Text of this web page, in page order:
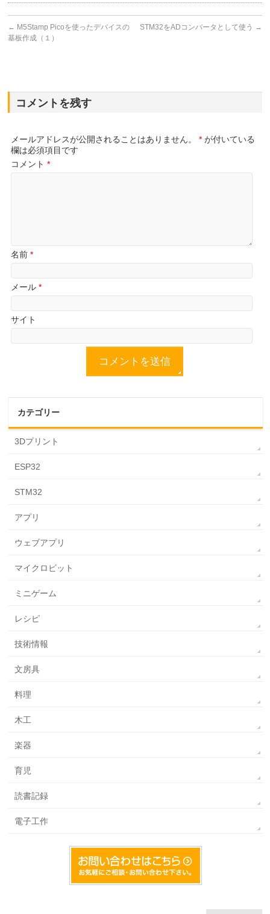
← M5Stamp Picoを使ったデバイスの
基板作成（１）
STM32をADコンバータとして使う →
コメントを残す
メールアドレスが公開されることはありません。 * が付いている
欄は必須項目です
コメント*
名前*
メール*
サイト
カテゴリー
3Dプリント
ESP32
STM32
アプリ
ウェブアプリ
マイクロビット
ミニゲーム
レシピ
技術情報
文房具
料理
木工
楽器
育児
読書記録
電子工作